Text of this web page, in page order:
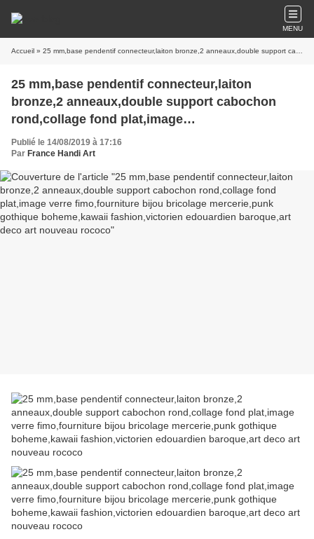
MENU
Accueil » 25 mm,base pendentif connecteur,laiton bronze,2 anneaux,double support cabochon rond,collage fond plat,image verre fimo,fourniture bijou bricolage mercerie,punk gothique boheme,kawaii fashion,victorien edouardien baroque,art deco art nouveau rococo
25 mm,base pendentif connecteur,laiton
bronze,2 anneaux,double support cabochon
rond,collage fond plat,image
verre fimo,fourniture bijou bricolage
mercerie,punk gothique boheme,kawaii
fashion,victorien edouardien baroque,art deco
art nouveau rococo
Publié le 14/08/2019 à 17:16
Par France Handi Art